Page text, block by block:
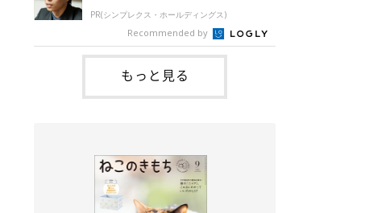
や環境の変化を
写真ギャラリー猫が寒いと感じたときに、
冷気から逃れる「逃げ場」を用意しておき
ましょう。冷房の効いていない部屋や廊下
へも自由に行き来できるように、ドアは猫
が通れる程度に
は、飼い主さんたちにアンケートを実施
し、愛猫が甘噛みする相手を選んでいると
感じる状況を教えてもらいました。また、
ねこのきもち獣医師相談室の原駿太朗先生
には、実際に猫は甘噛みする相手を選んで
いるのか、その真相をお聞きします。約6
割の飼い主さんが「甘噛みする相手を選ん
PR(シンプレクス・ホールディングス)
Recommended by
もっと見る